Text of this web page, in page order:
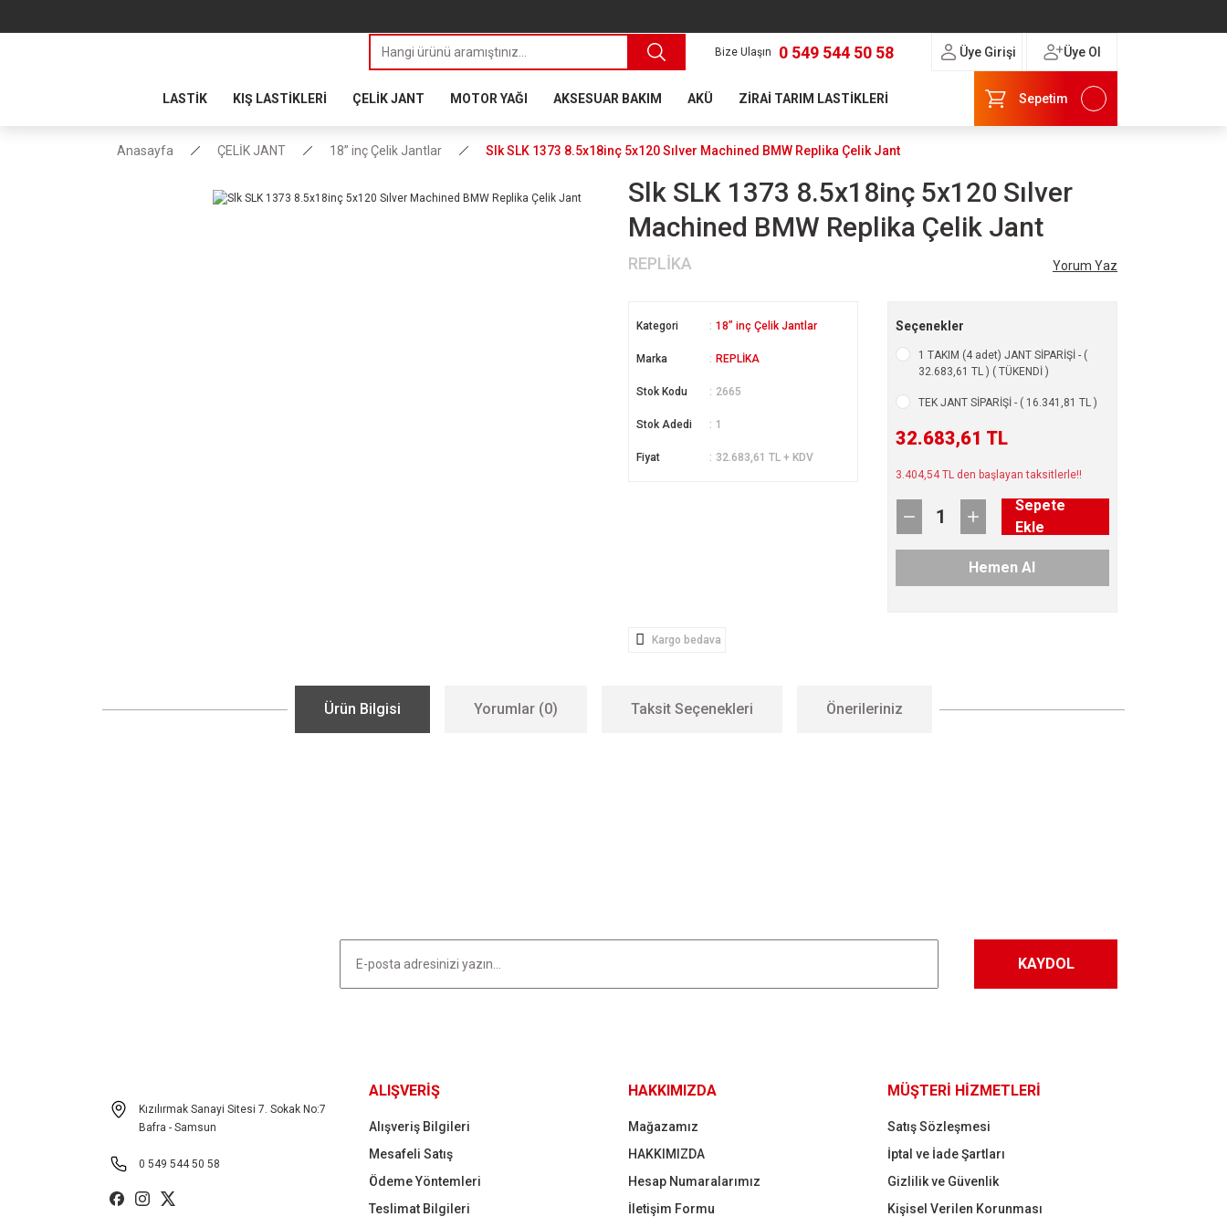
Bize Ulaşın 0 549 544 50 58 Üye Girişi Üye Ol
LASTİK KIŞ LASTİKLERİ ÇELİK JANT MOTOR YAĞI AKSESUAR BAKIM AKÜ ZİRAİ TARIM LASTİKLERİ Sepetim
Anasayfa ÇELİK JANT 18” inç Çelik Jantlar Slk SLK 1373 8.5x18inç 5x120 Sılver Machined BMW Replika Çelik Jant
Slk SLK 1373 8.5x18inç 5x120 Sılver
Machined BMW Replika Çelik Jant
REPLİKA Yorum Yaz
Kategori 18” inç Çelik Jantlar
Marka REPLİKA
Stok Kodu 2665
Stok Adedi 1
Fiyat 32.683,61 TL + KDV
Seçenekler
1 TAKIM (4 adet) JANT SİPARİŞİ - (
32.683,61 TL ) ( TÜKENDİ )
TEK JANT SİPARİŞİ - ( 16.341,81 TL )
32.683,61 TL
3.404,54 TL den başlayan taksitlerle!!
Sepete
Ekle
Hemen Al
Kargo bedava
Ürün Bilgisi Yorumlar (0) Taksit Seçenekleri Önerileriniz
KAYDOL
Kızılırmak Sanayi Sitesi 7. Sokak No:7
Bafra - Samsun
0 549 544 50 58
ALIŞVERİŞ
Alışveriş Bilgileri
Mesafeli Satış
Ödeme Yöntemleri
Teslimat Bilgileri
HAKKIMIZDA
Mağazamız
HAKKIMIZDA
Hesap Numaralarımız
İletişim Formu
MÜŞTERİ HİZMETLERİ
Satış Sözleşmesi
İptal ve İade Şartları
Gizlilik ve Güvenlik
Kişisel Verilen Korunması